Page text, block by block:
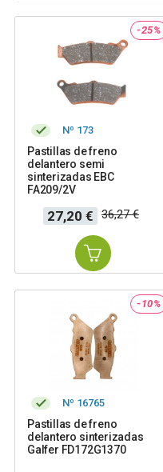
-25%
Nº 173
Pastillas de freno
delantero semi
sinterizadas EBC
FA209/2V
Precio
27,20 €
Precio
base
36,27 €
-10%
Nº 16765
Pastillas de freno
delantero sinterizadas
Galfer FD172G1370